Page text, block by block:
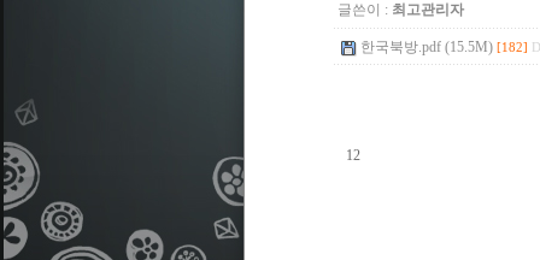
글쓴이 : 최고관리자
한국북방.pdf (15.5M) [182]
12